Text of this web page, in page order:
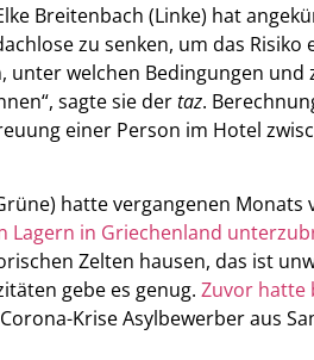
Breitenbach (Linke) hat
zu senken, um das
unter welchen Bedingungen und
sagte sie dertaz.
einer Person im Hotel
hatte vergangenen Monats
in Griechenland
Zelten hausen, das ist
gebe es genug. Zuvor hatte
Krise Asylbewerber aus